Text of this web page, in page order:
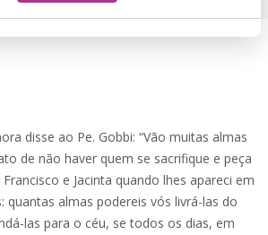
disse ao Pe. Gobbi: “Vão muitas almas
de não haver quem se sacrifique e peça
e Jacinta quando lhes apareci em
quantas almas podereis vós livrá-las do
las para o céu, se todos os dias, em